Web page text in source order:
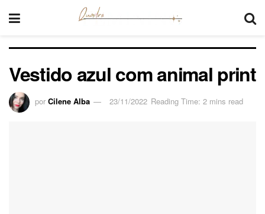
Vestido azul com animal print
por Cilene Alba 23/11/2022 Reading Time: 2 mins read